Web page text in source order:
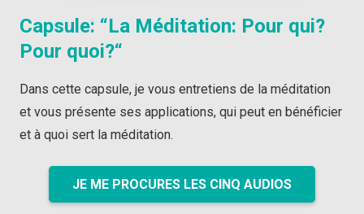
Capsule: “La Méditation: Pour qui?
Pour quoi?“
Dans cette capsule, je vous entretiens de la méditation
et vous présente ses applications, qui peut en bénéficier
et à quoi sert la méditation.
JE ME PROCURES LES CINQ AUDIOS